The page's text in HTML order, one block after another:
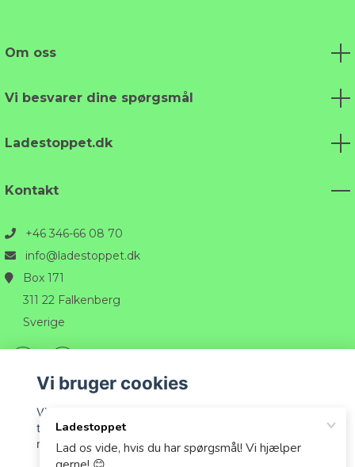
Om oss
Vi besvarer dine spørgsmål
Ladestoppet.dk
Kontakt
+46 346-66 08 70
info@ladestoppet.dk
Box 171
311 22 Falkenberg
Sverige
Vi bruger cookies
Vi bruger cookies til at tilpasse det indhold, der vises
til dig, og for at give dig den bedst mulige oplevelse,
når du handler hos os.